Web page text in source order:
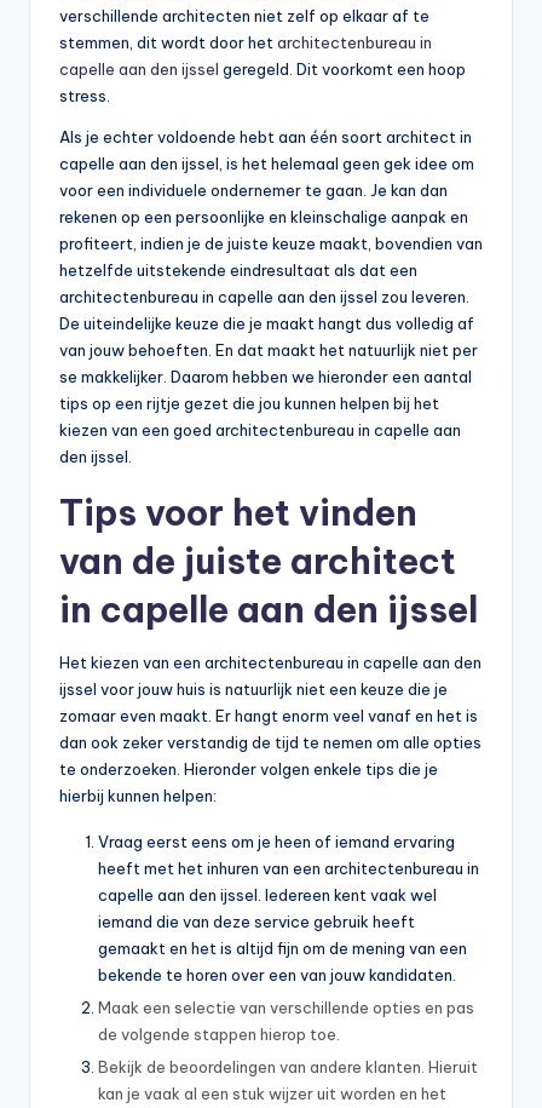
verschillende architecten niet zelf op elkaar af te
stemmen, dit wordt door het architectenbureau in
capelle aan den ijssel geregeld. Dit voorkomt een hoop
stress.
Als je echter voldoende hebt aan één soort architect in
capelle aan den ijssel, is het helemaal geen gek idee om
voor een individuele ondernemer te gaan. Je kan dan
rekenen op een persoonlijke en kleinschalige aanpak en
profiteert, indien je de juiste keuze maakt, bovendien van
hetzelfde uitstekende eindresultaat als dat een
architectenbureau in capelle aan den ijssel zou leveren.
De uiteindelijke keuze die je maakt hangt dus volledig af
van jouw behoeften. En dat maakt het natuurlijk niet per
se makkelijker. Daarom hebben we hieronder een aantal
tips op een rijtje gezet die jou kunnen helpen bij het
kiezen van een goed architectenbureau in capelle aan
den ijssel.
Tips voor het vinden
van de juiste architect
in capelle aan den ijssel
Het kiezen van een architectenbureau in capelle aan den
ijssel voor jouw huis is natuurlijk niet een keuze die je
zomaar even maakt. Er hangt enorm veel vanaf en het is
dan ook zeker verstandig de tijd te nemen om alle opties
te onderzoeken. Hieronder volgen enkele tips die je
hierbij kunnen helpen:
Vraag eerst eens om je heen of iemand ervaring
heeft met het inhuren van een architectenbureau in
capelle aan den ijssel. Iedereen kent vaak wel
iemand die van deze service gebruik heeft
gemaakt en het is altijd fijn om de mening van een
bekende te horen over een van jouw kandidaten.
Maak een selectie van verschillende opties en pas
de volgende stappen hierop toe.
Bekijk de beoordelingen van andere klanten. Hieruit
kan je vaak al een stuk wijzer uit worden en het